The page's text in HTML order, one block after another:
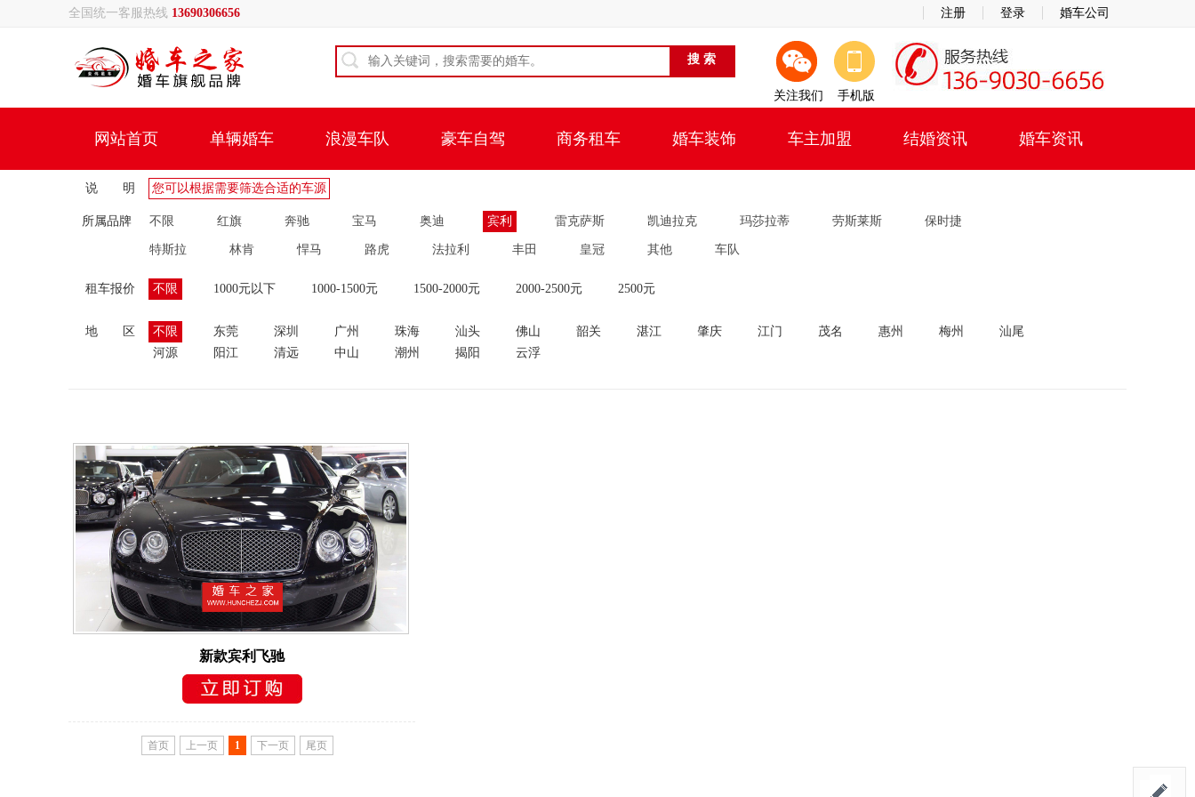
全国统一客服热线 13690306656 注册 登录 婚车公司
关注我们 手机版
网站首页 单辆婚车 浪漫车队 豪车自驾 商务租车 婚车装饰 车主加盟 结婚资讯 婚车资讯
说 明 您可以根据需要筛选合适的车源
所属品牌 不限 红旗 奔驰 宝马 奥迪 宾利 雷克萨斯 凯迪拉克 玛莎拉蒂 劳斯莱斯 保时捷
特斯拉 林肯 悍马 路虎 法拉利 丰田 皇冠 其他 车队
租车报价 不限 1000元以下 1000-1500元 1500-2000元 2000-2500元 2500元
地 区 不限 东莞 深圳 广州 珠海 汕头 佛山 韶关 湛江 肇庆 江门 茂名 惠州 梅州
汕尾
河源
阳江 清远 中山 潮州 揭阳 云浮
新款宾利飞驰
首页 上一页 1 下一页 尾页